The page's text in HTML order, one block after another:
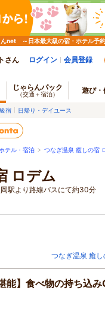
net ～日本最大級の宿・ホテル予
さん ログイン 会員登録
じゃらんパック
（交通＋宿泊） 遊び・
宿 日帰り・デイユース
テル・宿泊 > つなぎ温泉 癒しの宿
ロデム
駅より路線バスにて約30分
つなぎ温泉 癒
能】食べ物の持ち込